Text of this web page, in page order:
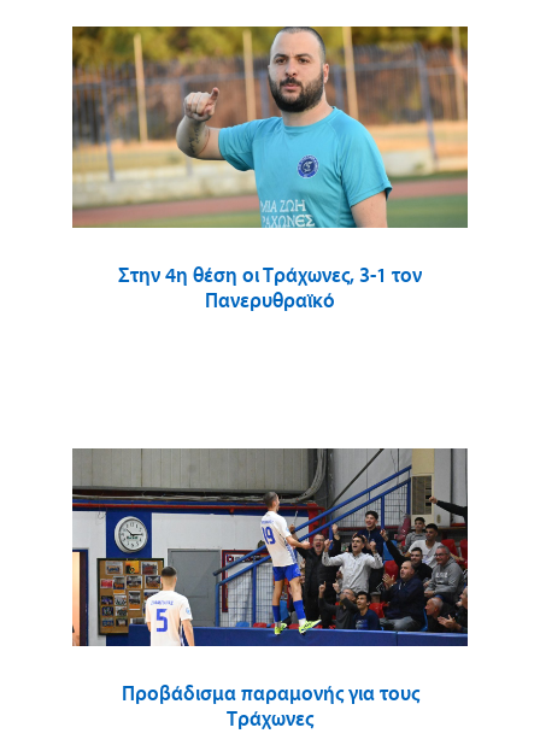
Στην 4η θέση οι Τράχωνες, 3-1 τον
Πανερυθραϊκό
Προβάδισμα παραμονής για τους
Τράχωνες